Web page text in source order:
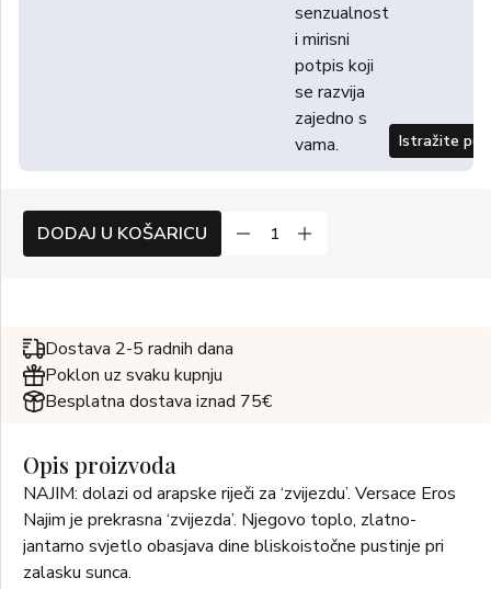
senzualnost
i mirisni
potpis koji
se razvija
zajedno s
vama.
Istražite
DODAJ U KOŠARICU
Dostava 2-5 radnih dana
Poklon uz svaku kupnju
Besplatna dostava iznad 75€
Opis proizvoda
NAJIM: dolazi od arapske riječi za ‘zvijezdu’. Versace Eros
Najim je prekrasna ‘zvijezda’. Njegovo toplo, zlatno-
jantarno svjetlo obasjava dine bliskoistočne pustinje pri
zalasku sunca.